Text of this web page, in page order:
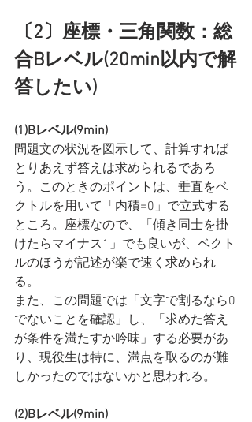
〔2〕座標・三角関数：総
合Bレベル(20min以内で解
答したい)
(1)Bレベル(9min)
問題文の状況を図示して、計算すれば
とりあえず答えは求められるであろ
う。このときのポイントは、垂直をベ
クトルを用いて「内積=0」で立式する
ところ。座標なので、「傾き同士を掛
けたらマイナス1」でも良いが、ベクト
ルのほうが記述が楽で速く求められ
る。
また、この問題では「文字で割るなら0
でないことを確認」し、「求めた答え
が条件を満たすか吟味」する必要があ
り、現役生は特に、満点を取るのが難
しかったのではないかと思われる。
(2)Bレベル(9min)